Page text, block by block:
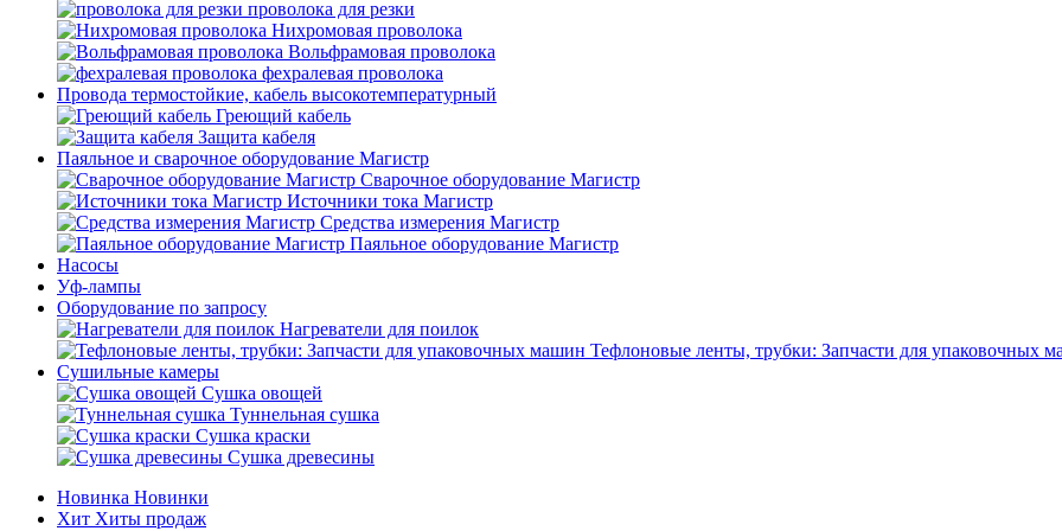
проволока для резки
Нихромовая проволока
Вольфрамовая проволока
фехралевая проволока
Провода термостойкие, кабель высокотемпературный
Греющий кабель
Защита кабеля
Паяльное и сварочное оборудование Магистр
Сварочное оборудование Магистр
Источники тока Магистр
Средства измерения Магистр
Паяльное оборудование Магистр
Насосы
Уф-лампы
Оборудование по запросу
Нагреватели для поилок
Тефлоновые ленты, трубки: Запчасти для упаковочных
Сушильные камеры
Сушка овощей
Туннельная сушка
Сушка краски
Сушка древесины
Новинка Новинки
Хит Хиты продаж